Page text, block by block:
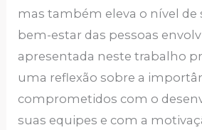
mas também eleva o nível de
bem-estar das pessoas
apresentada neste trabalho
uma reflexão sobre a
comprometidos com o
suas equipes e com a